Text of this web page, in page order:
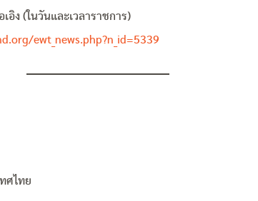
อิง (ในวันและเวลาราชการ)
ewt_news.php?n_id=5339
ศไทย